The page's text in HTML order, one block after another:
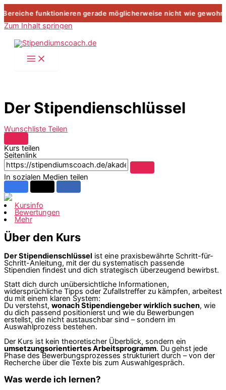
funktionieren gerade möglicherweise nicht wie
Zum Inhalt springen
Der Stipendienschlüssel
Wunschliste Teilen
Kurs teilen
Seitenlink
In sozialen Medien teilen
Kursinfo
Bewertungen
Mehr
Über den Kurs
Der Stipendienschlüssel ist eine praxisbewährte Schritt-für-
Schritt-Anleitung, mit der du systematisch passende
Stipendien findest und dich strategisch überzeugend bewirbst.
Statt dich durch unübersichtliche Informationen,
widersprüchliche Tipps oder Zufallstreffer zu kämpfen, arbeitest
du mit einem klaren System:
Du verstehst, wonach Stipendiengeber wirklich suchen, wie
du dich passend positionierst und wie du Bewerbungen
erstellst, die nicht austauschbar sind – sondern im
Auswahlprozess bestehen.
Der Kurs ist kein theoretischer Überblick, sondern ein
umsetzungsorientiertes Arbeitsprogramm. Du gehst jede
Phase des Bewerbungsprozesses strukturiert durch – von der
Recherche über die Texte bis zum Auswahlgespräch.
Was werde ich lernen?